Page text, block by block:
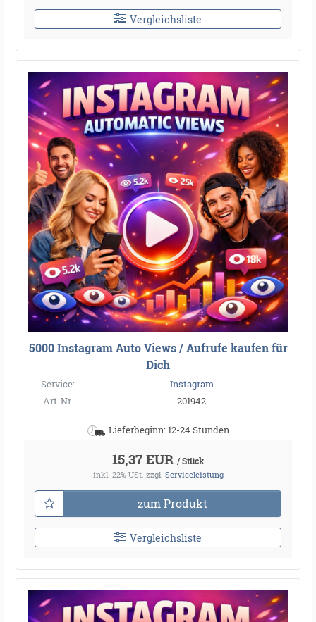
Vergleichsliste
5000 Instagram Auto Views / Aufrufe kaufen für
Dich
Service:
Instagram
Art-Nr.
201942
Lieferbeginn: 12-24 Stunden
15,37 EUR / Stück
inkl. 22% USt. zzgl. Serviceleistung
zum Produkt
Vergleichsliste